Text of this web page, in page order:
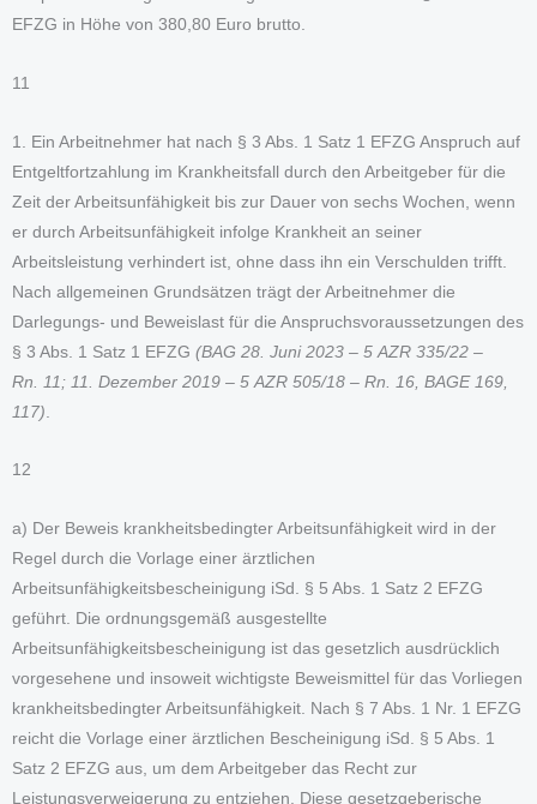
EFZG in Höhe von 380,80 Euro brutto.
11
1. Ein Arbeitnehmer hat nach § 3 Abs. 1 Satz 1 EFZG Anspruch auf
Entgeltfortzahlung im Krankheitsfall durch den Arbeitgeber für die
Zeit der Arbeitsunfähigkeit bis zur Dauer von sechs Wochen, wenn
er durch Arbeitsunfähigkeit infolge Krankheit an seiner
Arbeitsleistung verhindert ist, ohne dass ihn ein Verschulden trifft.
Nach allgemeinen Grundsätzen trägt der Arbeitnehmer die
Darlegungs- und Beweislast für die Anspruchsvoraussetzungen des
§ 3 Abs. 1 Satz 1 EFZG (BAG 28. Juni 2023 – 5 AZR 335/22 –
Rn. 11; 11. Dezember 2019 – 5 AZR 505/18 – Rn. 16, BAGE 169,
117)
12
a) Der Beweis krankheitsbedingter Arbeitsunfähigkeit wird in der
Regel durch die Vorlage einer ärztlichen
Arbeitsunfähigkeitsbescheinigung iSd. § 5 Abs. 1 Satz 2 EFZG
geführt. Die ordnungsgemäß ausgestellte
Arbeitsunfähigkeitsbescheinigung ist das gesetzlich ausdrücklich
vorgesehene und insoweit wichtigste Beweismittel für das Vorliegen
krankheitsbedingter Arbeitsunfähigkeit. Nach § 7 Abs. 1 Nr. 1 EFZG
reicht die Vorlage einer ärztlichen Bescheinigung iSd. § 5 Abs. 1
Satz 2 EFZG aus, um dem Arbeitgeber das Recht zur
Leistungsverweigerung zu entziehen. Diese gesetzgeberische